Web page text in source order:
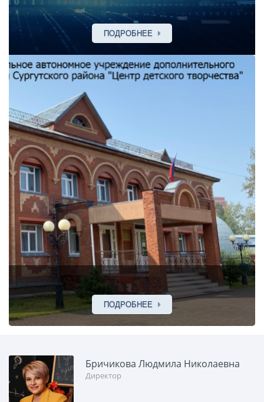
ПОДРОБНЕЕ
ПОДРОБНЕЕ
Бричикова Людмила Николаевна
Директор